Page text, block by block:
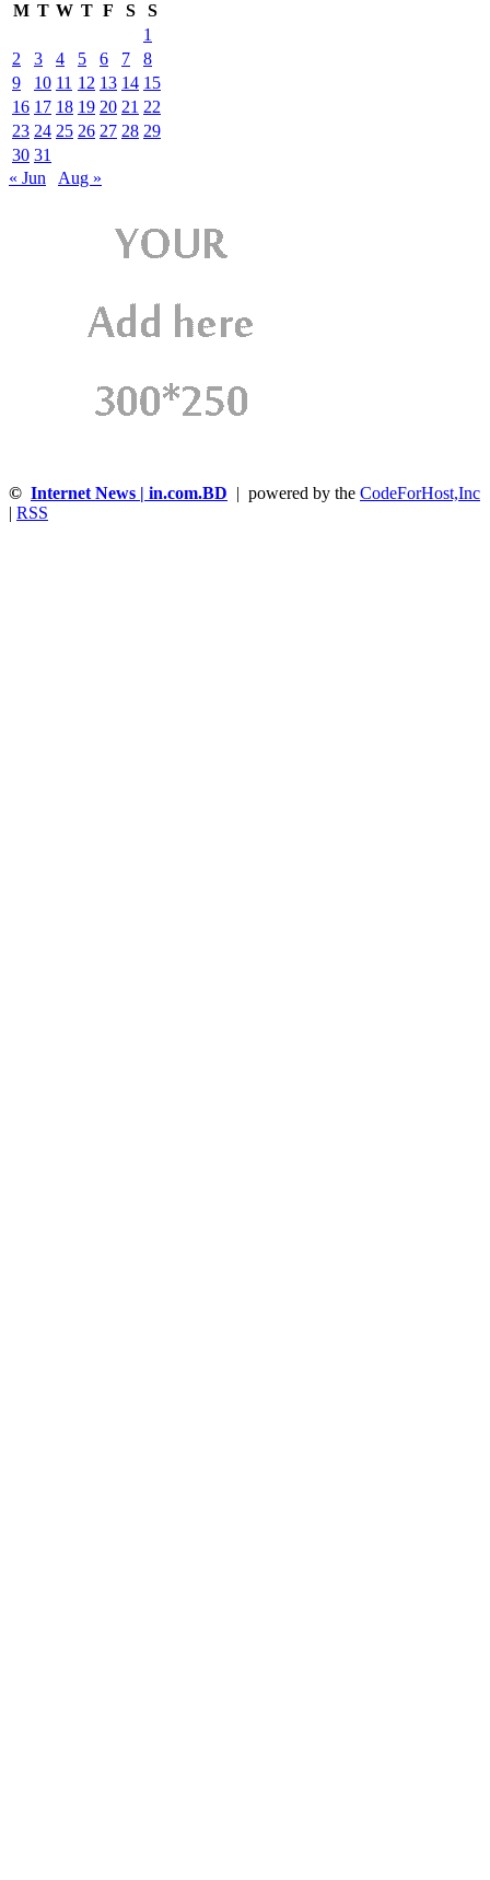
M T W T F S
S
1
2
3 4 5 6 7
8
9
10 11 12 13 14 15
16 17 18 19 20 21 22
23 24 25 26 27 28 29
30 31
« Jun
Aug »
© Internet News | in.com.BD | powered by the CodeForHost,Inc
| RSS